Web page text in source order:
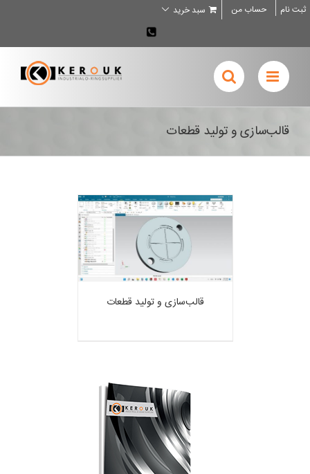
Skip
to
ثبت نام حساب من سبد خرید
02636707898
قالب‌سازی و تولید قطعات
قالب‌سازی و تولید قطعات